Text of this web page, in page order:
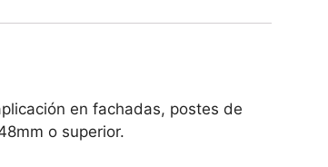
en fachadas, postes de
o superior.